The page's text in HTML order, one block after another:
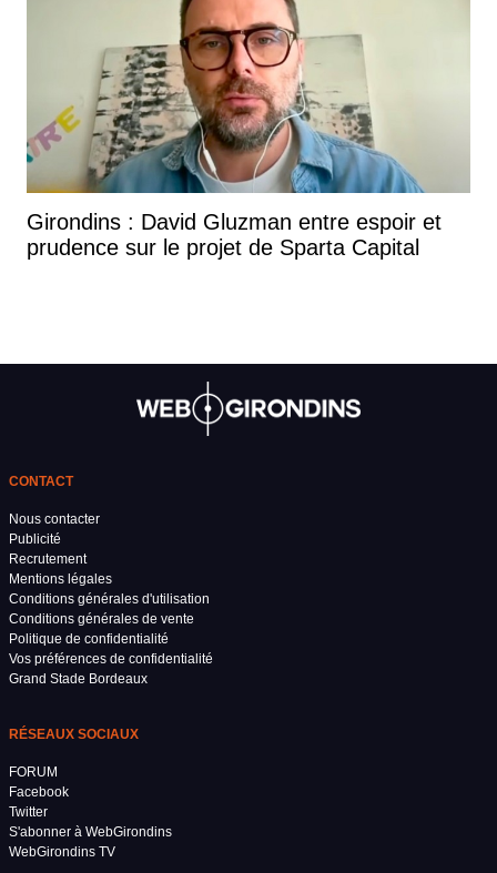
Girondins : David Gluzman entre espoir et
prudence sur le projet de Sparta Capital
CONTACT
Nous contacter
Publicité
Recrutement
Mentions légales
Conditions générales d'utilisation
Conditions générales de vente
Politique de confidentialité
Vos préférences de confidentialité
Grand Stade Bordeaux
RÉSEAUX SOCIAUX
FORUM
Facebook
Twitter
S'abonner à WebGirondins
WebGirondins TV